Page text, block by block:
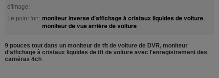
d'image:
Le point fort: moniteur inverse d'affichage à cristaux liquides de voiture,
moniteur de vue arrière de voiture
9 pouces tout dans un moniteur de tft de voiture de DVR, moniteur
d'affichage à cristaux liquides de tft de voiture avec l'enregistrement des
caméras 4ch